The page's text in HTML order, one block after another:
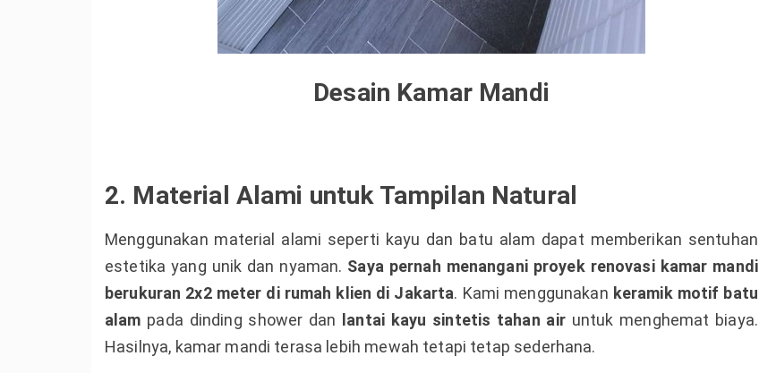
Desain Kamar Mandi
2. Material Alami untuk Tampilan Natural
Menggunakan material alami seperti kayu dan batu alam dapat memberikan sentuhan
estetika yang unik dan nyaman. Saya pernah menangani proyek renovasi kamar mandi
berukuran 2x2 meter di rumah klien di Jakarta. Kami menggunakan keramik motif batu
alam pada dinding shower dan lantai kayu sintetis tahan airuntuk menghemat biaya.
Hasilnya, kamar mandi terasa lebih mewah tetapi tetap sederhana.